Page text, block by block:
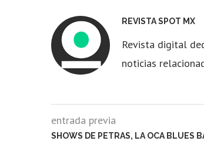
REVISTA SPOT MX
Revista digital
noticias
entrada previa
SHOWS DE PETRAS, LA OCA BLUES